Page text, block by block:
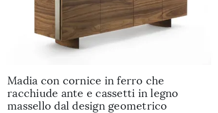
Madia con cornice in ferro che
racchiude ante e cassetti in legno
massello dal design geometrico